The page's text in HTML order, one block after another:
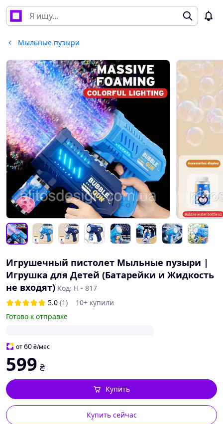
Мыльные пузыри
Игрушечный пистолет Мыльные пузыри |
Игрушка для Детей (Батарейки и Жидкость
не входят) Код: Н - 817
5.0 (1)
10+ купили
Готово к отправке
от60₴/мес
599 ₴
Купить сейчас
Купить